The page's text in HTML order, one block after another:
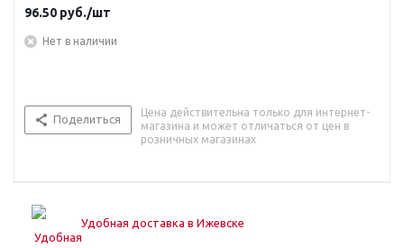
96.50 руб./шт
Нет в наличии
Поделиться
Цена действительна только для интернет-
магазина и может отличаться от цен в
розничных магазинах
Удобная доставка в Ижевске